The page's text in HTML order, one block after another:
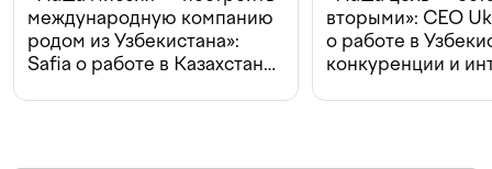
международную компанию
родом из Узбекистана»:
Safia о работе в Казахстане,
вторыми»: CEO
о работе в
конкуренции и